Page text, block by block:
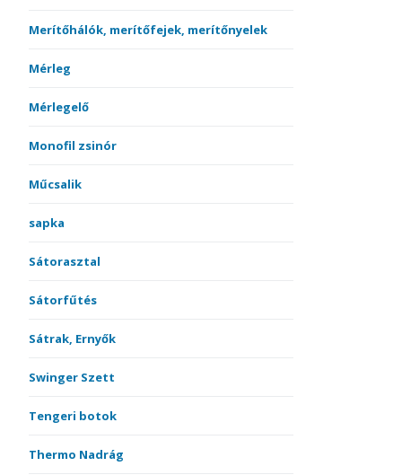
Merítőhálók, merítőfejek, merítőnyelek
Mérleg
Mérlegelő
Monofil zsinór
Műcsalik
sapka
Sátorasztal
Sátorfűtés
Sátrak, Ernyők
Swinger Szett
Tengeri botok
Thermo Nadrág